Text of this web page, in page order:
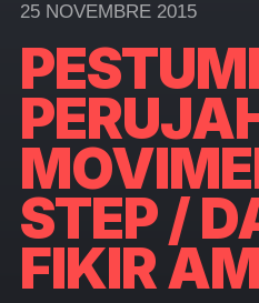
25 NOVEMBRE 2015
PESTUMI |
STEP /
FIKIR